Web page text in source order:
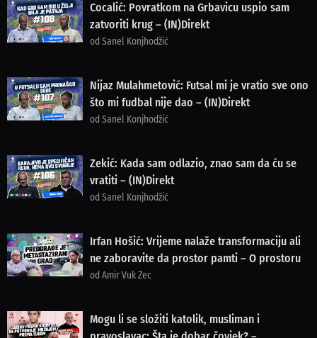
Cocalić: Povratkom na Grbavicu uspio sam
zatvoriti krug – (IN)Direkt
od Sanel Konjhodžić
Nijaz Mulahmetović: Futsal mi je vratio sve ono
što mi fudbal nije dao – (IN)Direkt
od Sanel Konjhodžić
Zekić: Kada sam odlazio, znao sam da ću se
vratiti – (IN)Direkt
od Sanel Konjhodžić
Irfan Hošić: Vrijeme nalaže transformaciju ali
ne zaboravite da prostor pamti – O prostoru
od Amir Vuk Zec
Mogu li se složiti katolik, musliman i